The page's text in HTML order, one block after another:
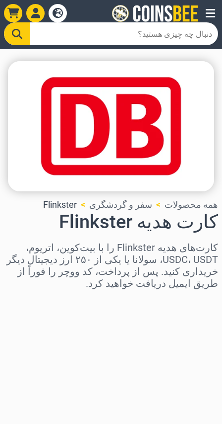
همه محصولات سفر و گردشگری Flinkster
کارت هدیه Flinkster
کارت‌های هدیه Flinkster را با بیت‌کوین، اتریوم،
USDC، USDT، سولانا یا یکی از ۲۵۰ ارز دیجیتال دیگر
خریداری کنید. پس از پرداخت، کد ووچر را فوراً از
طریق ایمیل دریافت خواهید کرد.